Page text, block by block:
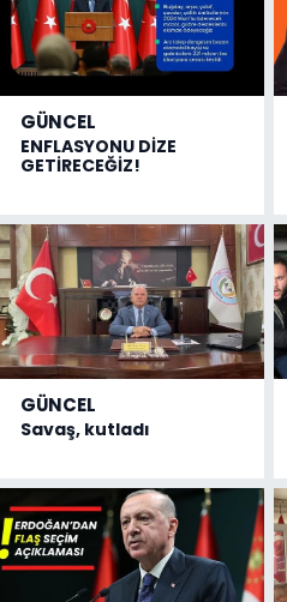
GÜNCEL
ENFLASYONU DİZE
GETİRECEĞİZ!
GÜNCEL
Savaş, kutladı